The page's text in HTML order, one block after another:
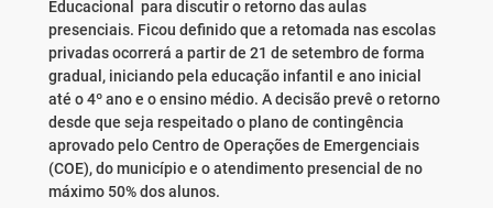
Educacional para discutir o retorno das aulas
presenciais. Ficou definido que a retomada nas escolas
privadas ocorrerá a partir de 21 de setembro de forma
gradual, iniciando pela educação infantil e ano inicial
até o 4º ano e o ensino médio. A decisão prevê o retorno
desde que seja respeitado o plano de contingência
aprovado pelo Centro de Operações de Emergenciais
(COE), do município e o atendimento presencial de no
máximo 50% dos alunos.